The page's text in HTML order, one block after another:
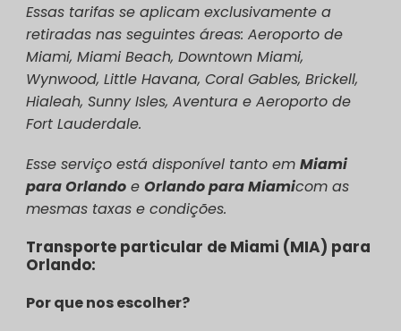
Essas tarifas se aplicam exclusivamente a
retiradas nas seguintes áreas: Aeroporto de
Miami, Miami Beach, Downtown Miami,
Wynwood, Little Havana, Coral Gables, Brickell,
Hialeah, Sunny Isles, Aventura e Aeroporto de
Fort Lauderdale.
Esse serviço está disponível tanto em Miami
para Orlando e Orlando para Miamicom as
mesmas taxas e condições.
Transporte particular de Miami (MIA) para
Orlando:
Por que nos escolher?